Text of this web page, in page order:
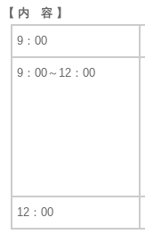
【 内 容 】
9：00
9：00～12：00
12：00